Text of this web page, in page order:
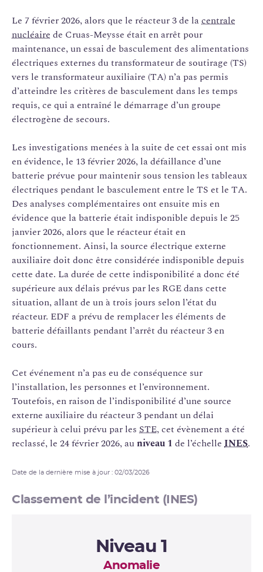
Le 7 février 2026, alors que le réacteur 3 de lacentrale
nucléaire de Cruas-Meysse était en arrêt pour
maintenance, un essai de basculement des alimentations
électriques externes du transformateur de soutirage (TS)
vers le transformateur auxiliaire (TA) n’a pas permis
d’atteindre les critères de basculement dans les temps
requis, ce qui a entraîné le démarrage d’un groupe
électrogène de secours.
Les investigations menées à la suite de cet essai ont mis
en évidence, le 13 février 2026, la défaillance d’une
batterie prévue pour maintenir sous tension les tableaux
électriques pendant le basculement entre le TS et le TA.
Des analyses complémentaires ont ensuite mis en
évidence que la batterie était indisponible depuis le 25
janvier 2026, alors que le réacteur était en
fonctionnement. Ainsi, la source électrique externe
auxiliaire doit donc être considérée indisponible depuis
cette date. La durée de cette indisponibilité a donc été
supérieure aux délais prévus par les RGE dans cette
situation, allant de un à trois jours selon l’état du
réacteur. EDF a prévu de remplacer les éléments de
batterie défaillants pendant l’arrêt du réacteur 3 en
cours.
Cet événement n’a pas eu de conséquence sur
l’installation, les personnes et l’environnement.
Toutefois, en raison de l’indisponibilité d’une source
externe auxiliaire du réacteur 3 pendant un délai
supérieur à celui prévu par les STE, cet évènement a été
reclassé, le 24 février 2026, auniveau 1 de l’échelle INES.
Date de la dernière mise à jour : 02/03/2026
Classement de l’incident (INES)
Niveau 1
Anomalie